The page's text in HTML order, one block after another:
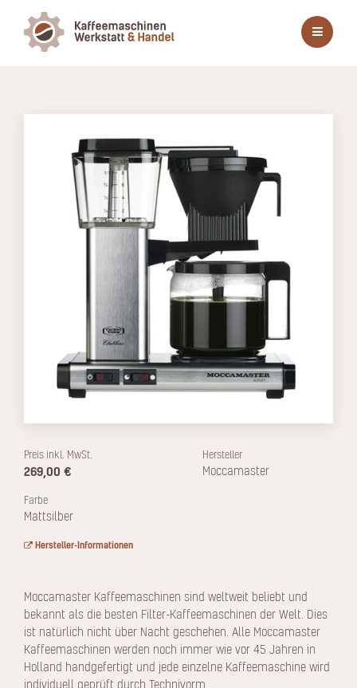
Preis inkl. MwSt.
269,00 €
Hersteller
Moccamaster
Farbe
Mattsilber
Hersteller-Informationen
Moccamaster Kaffeemaschinen sind weltweit beliebt und
bekannt als die besten Filter-Kaffeemaschinen der Welt. Dies
ist natürlich nicht über Nacht geschehen. Alle Moccamaster
Kaffeemaschinen werden noch immer wie vor 45 Jahren in
Holland handgefertigt und jede einzelne Kaffeemaschine wird
individuell geprüft durch Technivorm.